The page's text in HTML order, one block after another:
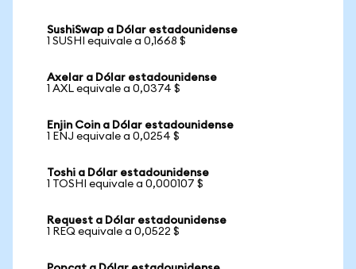
SushiSwap a Dólar estadounidense
1 SUSHI equivale a 0,1668 $
Axelar a Dólar estadounidense
1 AXL equivale a 0,0374 $
Enjin Coin a Dólar estadounidense
1 ENJ equivale a 0,0254 $
Toshi a Dólar estadounidense
1 TOSHI equivale a 0,000107 $
Request a Dólar estadounidense
1 REQ equivale a 0,0522 $